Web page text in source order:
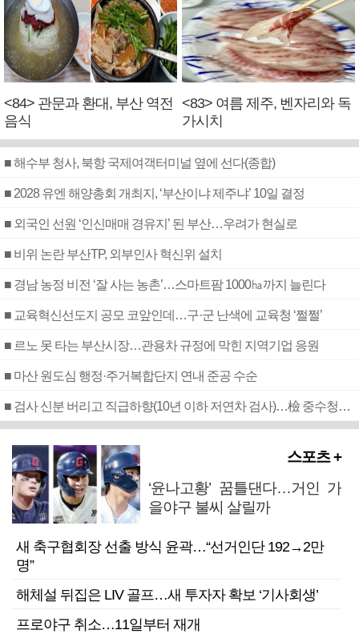
<84> 관문과 환대, 부산 역전
음식
<83> 여름 제주, 벤자리와 독
가시치
■ 해수부 청사, 북항 국제여객터미널 옆에 선다(종합)
■ 2028 유엔 해양총회 개최지, ‘부산이냐 제주냐’ 10일 결정
■ 외국인 선원 ‘인신매매 경유지’ 된 부산…우려가 현실로
■ 비위 논란 부산TP, 외부인사 혁신위 설치
■ 경남 농정 비전 ‘잘 사는 농촌’…스마트팜 1000㏊까지 늘린다
■ 교육혁신선도지 공모 코앞인데…구·군 난색에 교육청 ‘쩔쩔’
■ 르노 못 타는 부산시장…관용차 규정에 막힌 지역기업 응원
■ 마산 원도심 행정·주거복합단지 연내 준공 수순
■ 검사 신분 버리고 직급하향(10년 이하 저연차 검사)…檢 중수청행 기피
스포츠 +
‘윤나고황’ 꿈틀댄다…거인 가
을야구 불씨 살릴까
새 축구협회장 선출 방식 윤곽…“선거인단 192→2만
명”
해체설 뒤집은 LIV 골프…새 투자자 확보 ‘기사회생’
프로야구 취소…11일부터 재개